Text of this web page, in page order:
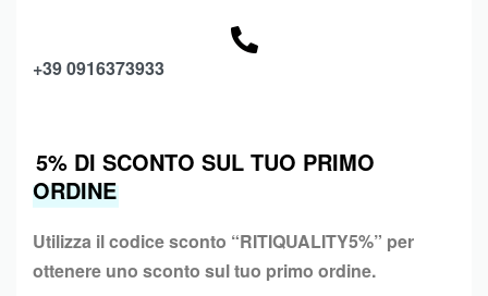
+39 0916373933
5% DI SCONTO SUL TUO PRIMO
ORDINE
Utilizza il codice sconto “RITIQUALITY5%” per
ottenere uno sconto sul tuo primo ordine.